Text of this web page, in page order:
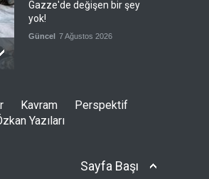
Gazze'de değişen bir şey
yok!
Güncel 7 Ağustos 2026
Hamas'ın kabul ettiği ABD
planını, İsrail reddetti
Kavram
Perspektif
Yazıları
Sayfa Başı